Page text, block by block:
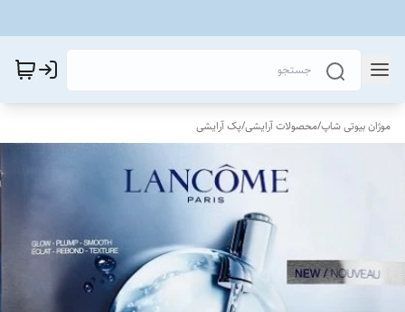
موژان بیوتی شاپ/محصولات آرایشی/پک آرایشی